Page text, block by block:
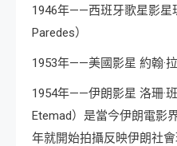
1946年——西班牙歌星影星
Paredes）
1953年——美國影星 約翰·
1954年——伊朗影星 洛珊·
Etemad）是當今伊朗電影
年就開始拍攝反映伊朗社會